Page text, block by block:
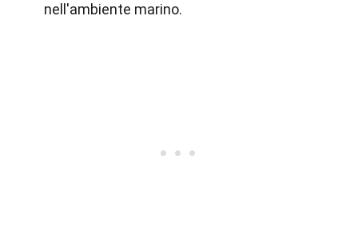
nell'ambiente marino.